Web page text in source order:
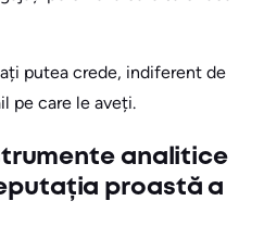
putea crede, indiferent de
pe care le aveți.
analitice
proastă a